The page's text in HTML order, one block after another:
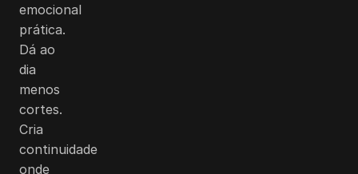
emocional
prática.
Dá ao
dia
menos
cortes.
Cria
continuidade
onde